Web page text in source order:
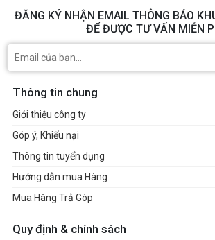
ĐĂNG KÝ NHẬN EMAIL THÔNG BÁO
ĐỂ ĐƯỢC TƯ VẤN MIỄN
Thông tin chung
Giới thiệu công ty
Góp ý, Khiếu nại
Thông tin tuyển dụng
Hướng dẫn mua Hàng
Mua Hàng Trả Góp
Quy định & chính sách